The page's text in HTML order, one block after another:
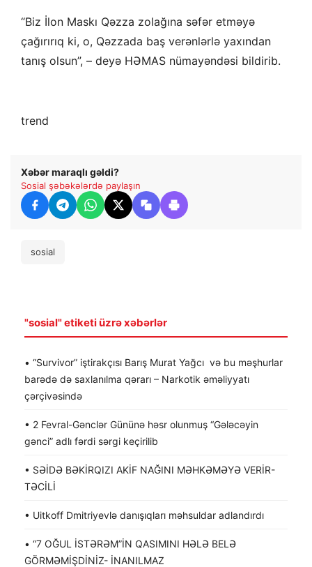
“Biz İlon Maskı Qəzza zolağına səfər etməyə
çağırırıq ki, o, Qəzzada baş verənlərlə yaxından
tanış olsun”, – deyə HƏMAS nümayəndəsi bildirib.
trend
Xəbər maraqlı gəldi?
Sosial şəbəkələrdə paylaşın
sosial
"sosial" etiketi üzrə xəbərlər
• “Survivor” iştirakçısı Barış Murat Yağcı və bu məşhurlar
barədə də saxlanılma qərarı – Narkotik əməliyyatı
çərçivəsində
• 2 Fevral-Gənclər Gününə həsr olunmuş “Gələcəyin
gənci” adlı fərdi sərgi keçirilib
• SƏİDƏ BƏKİRQIZI AKİF NAĞINI MƏHKƏMƏYƏ VERİR-
TƏCİLİ
• Uitkoff Dmitriyevlə danışıqları məhsuldar adlandırdı
• “7 OĞUL İSTƏRƏM”İN QASIMINI HƏLƏ BELƏ
GÖRMƏMİŞDİNİZ- İNANILMAZ